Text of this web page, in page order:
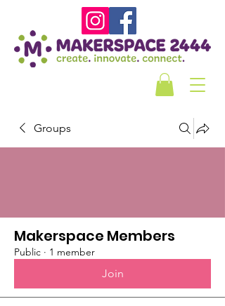
Groups
Makerspace Members
Public · 1 member
Join